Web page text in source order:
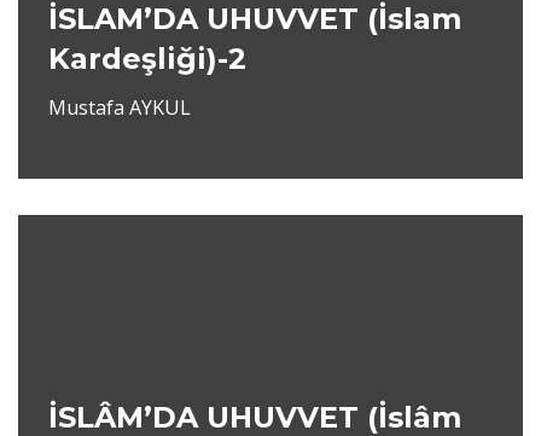
İSLAM’DA UHUVVET (İslam
Kardeşliği)-2
Mustafa AYKUL
İSLÂM’DA UHUVVET (İslâm